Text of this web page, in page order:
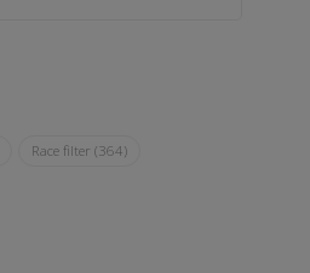
Race filter(364)